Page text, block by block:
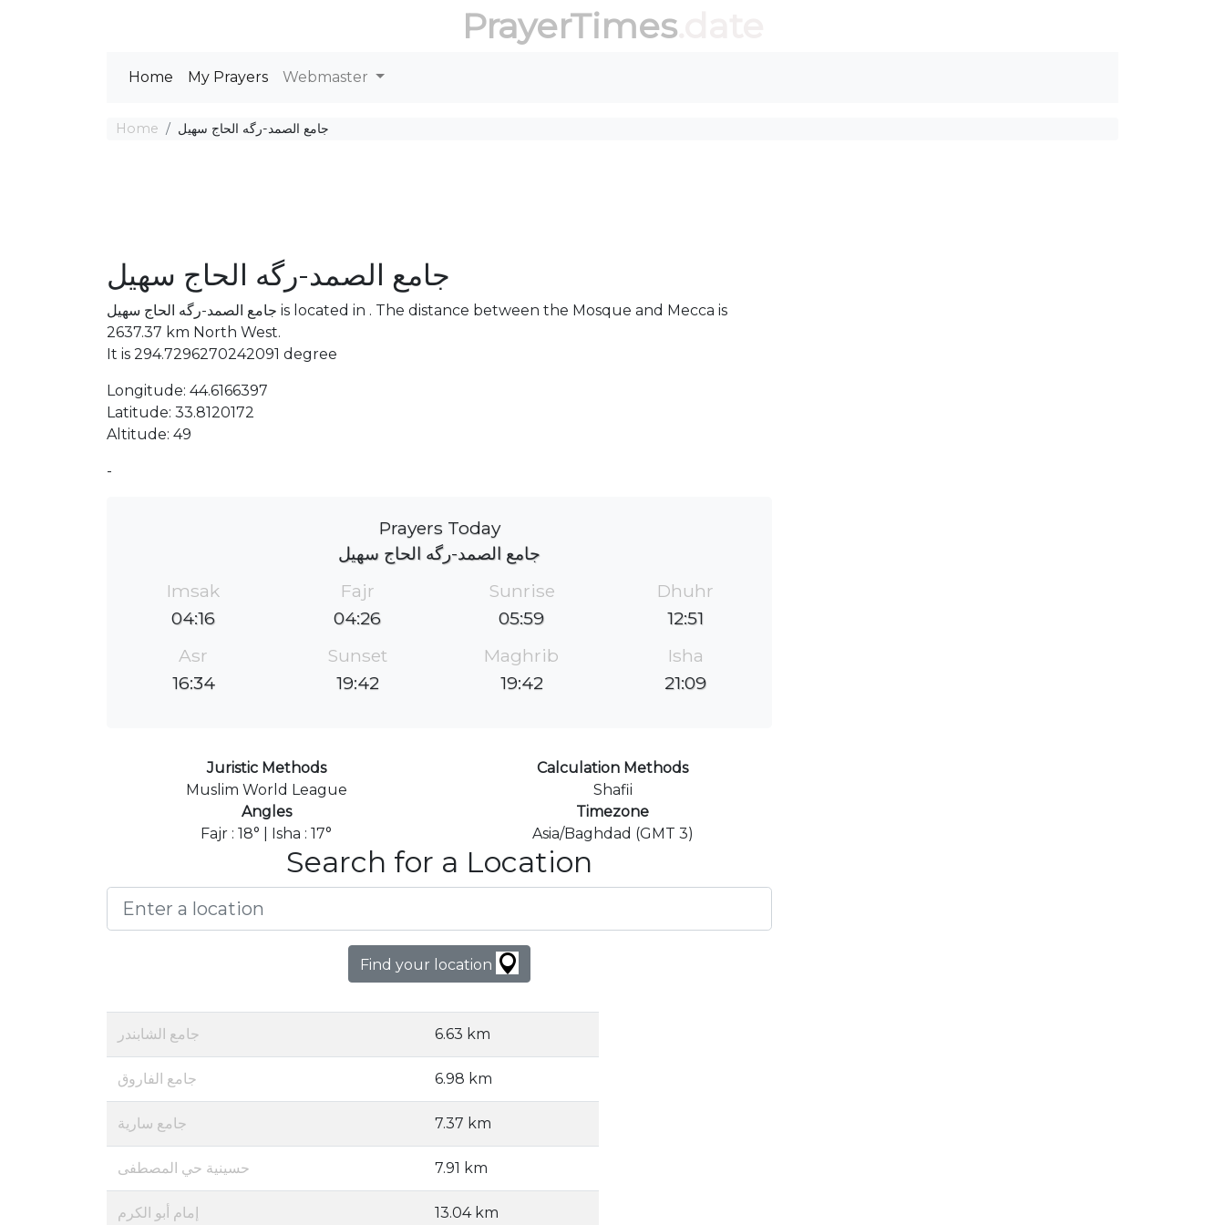
PrayerTimes.date
Home My Prayers Webmaster
Home جامع الصمد-رگه الحاج سهيل
جامع الصمد-رگه الحاج سهيل
جامع الصمد-رگه الحاج سهيل is located in . The distance between the Mosque and Mecca is
2637.37 km North West.
It is 294.7296270242091 degree
Longitude: 44.6166397
Latitude: 33.8120172
Altitude: 49
-
Prayers Today
جامع الصمد-رگه الحاج سهيل
Imsak
04:16
Fajr
04:26
Sunrise
05:59
Dhuhr
12:51
Asr
16:34
Sunset
19:42
Maghrib
19:42
Isha
21:09
Juristic Methods
Muslim World League
Calculation Methods
Shafii
Angles
Fajr : 18° | Isha : 17°
Timezone
Asia/Baghdad (GMT 3)
Search for a Location
Find your location
جامع الشابندر 6.63 km
جامع الفاروق 6.98 km
جامع سارية 7.37 km
حسينية حي المصطفى 7.91 km
إمام أبو الكرم 13.04 km